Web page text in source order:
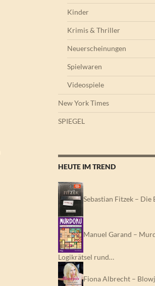
Kinder
Krimis & Thriller
Neuerscheinungen
Spielwaren
Videospiele
New York Times
SPIEGEL
HEUTE IM TREND
Sebastian Fitzek – Die
Manuel Garand –
Logikrätsel rund…
Fiona Albrecht –